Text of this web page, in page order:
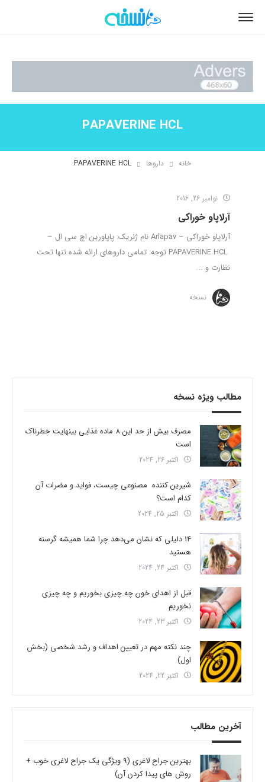
PAPAVERINE HCL
خانه داروها PAPAVERINE HCL
نوامبر 26, 2016
آرلاپاو خوراکی
آرلاپاو خوراکی – Arlapav نام ژنریک: پاپاورین اچ سی ال –
PAPAVERINE HCL توجه: تمامی داروهای ارائه شده تنها تحت
نظارت و ...
نسخه
مطالب ویژه نسخه
مصرف بیش از حد این 8 ماده غذایی بینهایت خطرناک
است
اکتبر 26, 2024
شیرین کننده مصنوعی چیست، فواید و مضرات آن
کدام است؟
اکتبر 25, 2024
14 دلیلی که نشان می‌دهد چرا شما همیشه گرسنه
هستید
اکتبر 24, 2024
قبل از اهدای خون چه چیزی بخوریم و چه چیزی
نخوریم
اکتبر 23, 2024
چند نکته مهم در تعیین اهداف و رشد شخصی (بخش
اول)
اکتبر 22, 2024
آخرین مطالب
بهترین جراح لاغری (9 ویژگی یک جراح لاغری خوب +
روش های پیدا کردن آن)